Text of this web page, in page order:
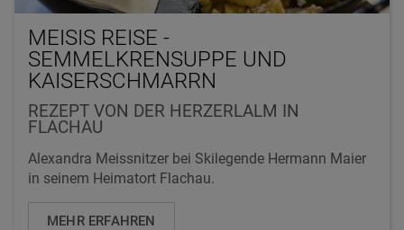
MEISIS REISE -
SEMMELKRENSUPPE UND
KAISERSCHMARRN
REZEPT VON DER HERZERLALM IN
FLACHAU
Alexandra Meissnitzer bei Skilegende Hermann Maier
in seinem Heimatort Flachau.
MEHR ERFAHREN